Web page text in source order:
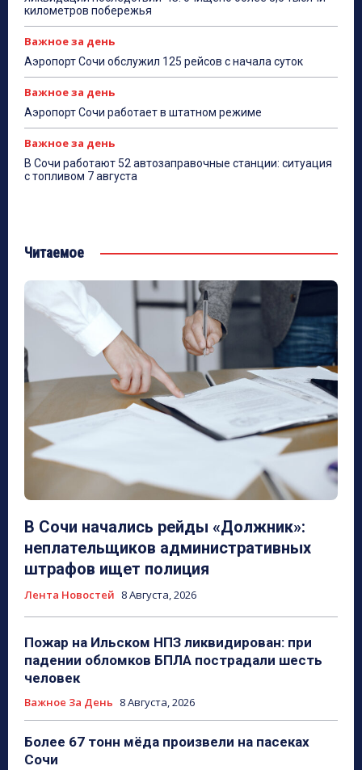
километров побережья
Важное за день
Аэропорт Сочи обслужил 125 рейсов с начала суток
Важное за день
Аэропорт Сочи работает в штатном режиме
Важное за день
В Сочи работают 52 автозаправочные станции: ситуация
с топливом 7 августа
Читаемое
В Сочи начались рейды «Должник»:
неплательщиков административных
штрафов ищет полиция
Лента Новостей 8 Августа, 2026
Пожар на Ильском НПЗ ликвидирован: при
падении обломков БПЛА пострадали шесть
человек
Важное За День 8 Августа, 2026
Более 67 тонн мёда произвели на пасеках
Сочи